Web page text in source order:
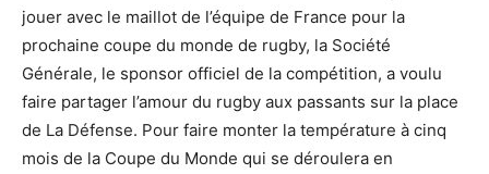
jouer avec le maillot de l’équipe de France pour la
prochaine coupe du monde de rugby, la Société
Générale, le sponsor officiel de la compétition, a voulu
faire partager l’amour du rugby aux passants sur la place
de La Défense. Pour faire monter la température à cinq
mois de la Coupe du Monde qui se déroulera en